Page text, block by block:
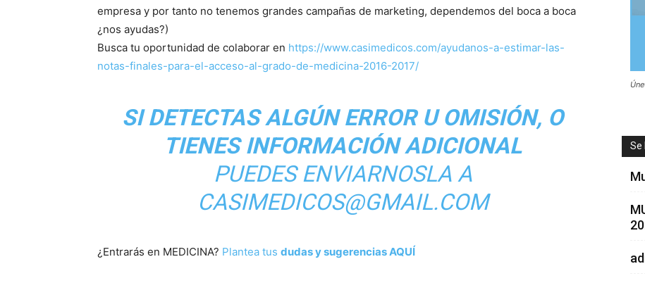
empresa y por tanto no tenemos grandes campañas de marketing, dependemos del boca a boca
¿nos ayudas?)
Busca tu oportunidad de colaborar en https://www.casimedicos.com/ayudanos-a-estimar-las-
notas-finales-para-el-acceso-al-grado-de-medicina-2016-2017/
SI DETECTAS ALGÚN ERROR U OMISIÓN, O
TIENES INFORMACIÓN ADICIONAL
PUEDES ENVIARNOSLA A
CASIMEDICOS@GMAIL.COM
¿Entrarás en MEDICINA? Plantea tus dudas y sugerencias AQUÍ
Se